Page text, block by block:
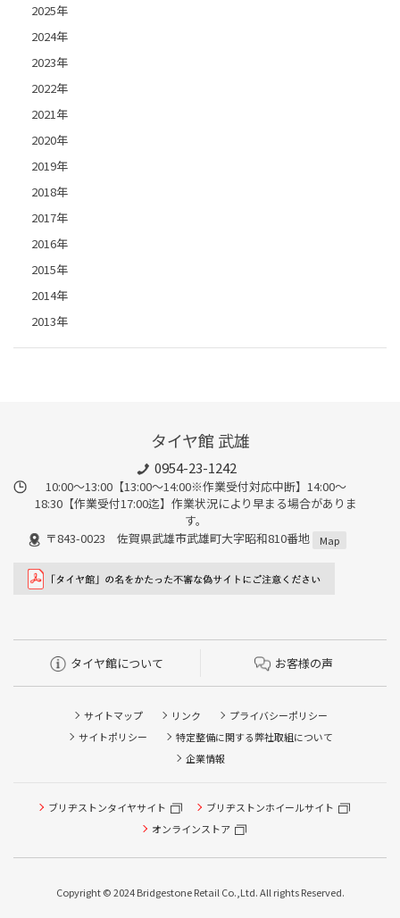
2025年
2024年
2023年
2022年
2021年
2020年
2019年
2018年
2017年
2016年
2015年
2014年
2013年
タイヤ館 武雄
0954-23-1242
10:00～13:00【13:00～14:00※作業受付対応中断】14:00～
18:30【作業受付17:00迄】作業状況により早まる場合がありま
す。
〒843-0023 佐賀県武雄市武雄町大字昭和810番地
Map
タイヤ館について お客様の声
サイトマップ リンク
プライバシーポリシー
サイトポリシー
特定整備に関する弊社取組について
企業情報
ブリヂストンタイヤサイト
ブリヂストンホイールサイト
オンラインストア
Copyright © 2024 Bridgestone Retail Co.,Ltd. All rights Reserved.
タイヤ点検・安全点検/タイヤ履き替え/オイル交換/その他
ピット作業の予約
本日のタイヤ履き替え順番待ち予約 ※クローク契約会員の